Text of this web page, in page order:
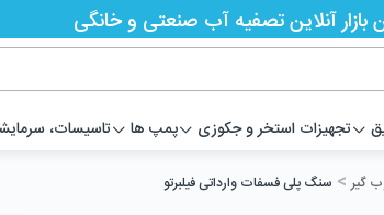
تجهیزات استخر و جکوزی پمپ ها تاسیسات،
بازار آنلاین تصفیه آب صنعتی و خانگی
گیر > سنگ پلی فسفات وارداتی فیلبرتو